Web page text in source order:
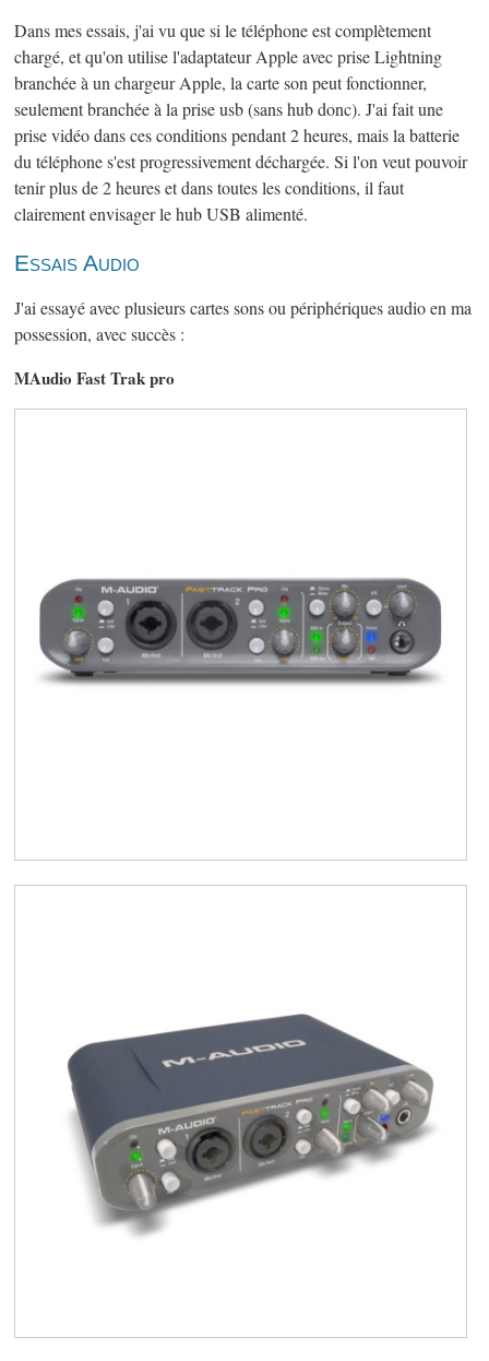
Dans mes essais, j'ai vu que si le téléphone est complètement
chargé, et qu'on utilise l'adaptateur Apple avec prise Lightning
branchée à un chargeur Apple, la carte son peut fonctionner,
seulement branchée à la prise usb (sans hub donc). J'ai fait une
prise vidéo dans ces conditions pendant 2 heures, mais la batterie
du téléphone s'est progressivement déchargée. Si l'on veut pouvoir
tenir plus de 2 heures et dans toutes les conditions, il faut
clairement envisager le hub USB alimenté.
Essais Audio
J'ai essayé avec plusieurs cartes sons ou périphériques audio en ma
possession, avec succès :
MAudio Fast Trak pro